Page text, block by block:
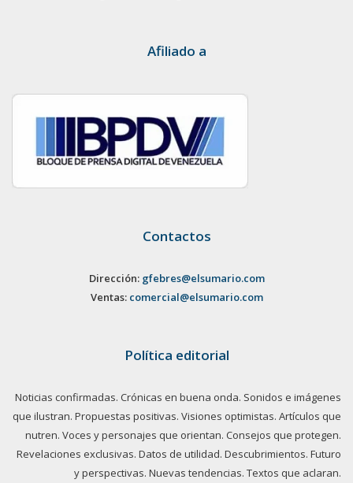
Afiliado a
Contactos
Dirección: gfebres@elsumario.com
Ventas: comercial@elsumario.com
Política editorial
Noticias confirmadas. Crónicas en buena onda. Sonidos e imágenes
que ilustran. Propuestas positivas. Visiones optimistas. Artículos que
nutren. Voces y personajes que orientan. Consejos que protegen.
Revelaciones exclusivas. Datos de utilidad. Descubrimientos. Futuro
y perspectivas. Nuevas tendencias. Textos que aclaran.